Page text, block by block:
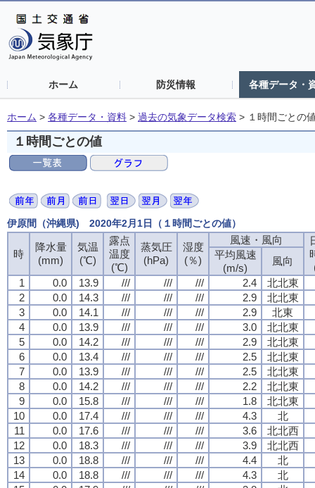
ホーム 防災情報 各種データ・
ホーム > 各種データ・資料 > 過去の気象データ検索 > １時間ごとの
１時間ごとの値
伊原間（沖縄県) 2020年2月1日（１時間ごとの値）
時
降水量
(mm)
気温
(℃)
露点
温度
(℃)
蒸気圧
(hPa)
湿度
(％)
風速・風向
平均風速
(m/s)
風向
1
0.0 13.9 /// /// /// 2.4
北北東
2
0.0 14.3 /// /// /// 2.9
北北東
3
0.0 14.1 /// /// /// 2.9
北東
4
0.0 13.9 /// /// /// 3.0
北北東
5
0.0 14.2 /// /// /// 2.9
北北東
6
0.0 13.4 /// /// /// 2.5
北北東
7
0.0 13.9 /// /// /// 2.5
北北東
8
0.0 14.2 /// /// /// 2.2
北北東
9
0.0 15.8 /// /// /// 1.8
北北東
10
0.0 17.4 /// /// /// 4.3
北
11
0.0 17.6 /// /// /// 3.6
北北西
12
0.0 18.3 /// /// /// 3.9
北北西
13
0.0 18.8 /// /// /// 4.4
北
14
0.0 18.8 /// /// /// 4.3
北